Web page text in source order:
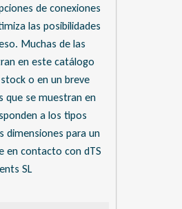
de conexiones
las posibilidades
Muchas de las
en este catálogo
o en un breve
que se muestran en
a los tipos
dimensiones para un
en contacto con dTS
SL